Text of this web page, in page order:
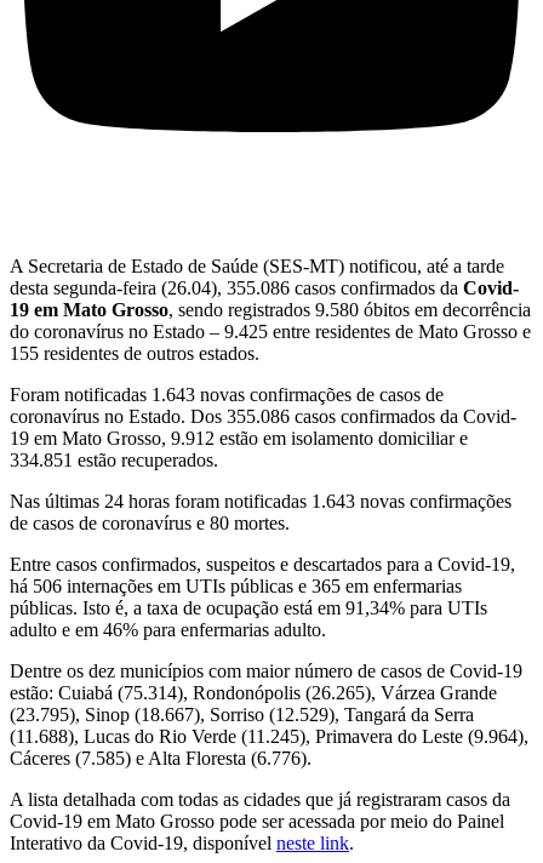
A Secretaria de Estado de Saúde (SES-MT) notificou, até a tarde
desta segunda-feira (26.04), 355.086 casos confirmados da Covid-
19 em Mato Grosso, sendo registrados 9.580 óbitos em decorrência
do coronavírus no Estado – 9.425 entre residentes de Mato Grosso e
155 residentes de outros estados.
Foram notificadas 1.643 novas confirmações de casos de
coronavírus no Estado. Dos 355.086 casos confirmados da Covid-
19 em Mato Grosso, 9.912 estão em isolamento domiciliar e
334.851 estão recuperados.
Nas últimas 24 horas foram notificadas 1.643 novas confirmações
de casos de coronavírus e 80 mortes.
Entre casos confirmados, suspeitos e descartados para a Covid-19,
há 506 internações em UTIs públicas e 365 em enfermarias
públicas. Isto é, a taxa de ocupação está em 91,34% para UTIs
adulto e em 46% para enfermarias adulto.
Dentre os dez municípios com maior número de casos de Covid-19
estão: Cuiabá (75.314), Rondonópolis (26.265), Várzea Grande
(23.795), Sinop (18.667), Sorriso (12.529), Tangará da Serra
(11.688), Lucas do Rio Verde (11.245), Primavera do Leste (9.964),
Cáceres (7.585) e Alta Floresta (6.776).
A lista detalhada com todas as cidades que já registraram casos da
Covid-19 em Mato Grosso pode ser acessada por meio do Painel
Interativo da Covid-19, disponível neste link.